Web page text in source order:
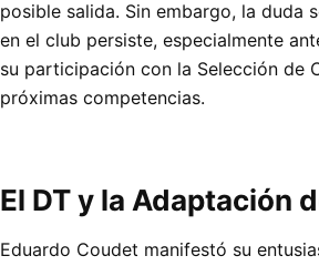
posible salida. Sin embargo, la duda
en el club persiste, especialmente
su participación con la Selección de
próximas competencias.
El DT y la Adaptación
Eduardo Coudet manifestó su